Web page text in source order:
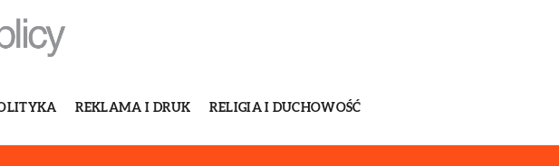
REKLAMA I DRUK RELIGIA I DUCHOWOŚĆ